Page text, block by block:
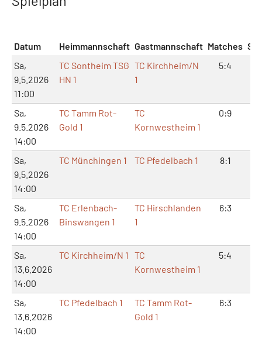
Datum Heimmannschaft Gastmannschaft Matches
Sa,
9.5.2026
11:00
TC Sontheim TSG
HN 1
TC Kirchheim/N
1
5:4
Sa,
9.5.2026
14:00
TC Tamm Rot-
Gold 1
TC
Kornwestheim 1
0:9
Sa,
9.5.2026
14:00
TC Münchingen 1 TC Pfedelbach 1 8:1
Sa,
9.5.2026
14:00
TC Erlenbach-
Binswangen 1
TC Hirschlanden
1
6:3
Sa,
13.6.2026
14:00
TC Kirchheim/N 1
TC
Kornwestheim 1
5:4
Sa,
13.6.2026
14:00
TC Pfedelbach 1
TC Tamm Rot-
Gold 1
6:3